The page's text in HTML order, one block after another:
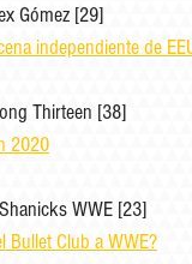
Gómez [29]
independiente de
Thirteen [38]
2020
WWE [23]
Bullet Club a WWE?